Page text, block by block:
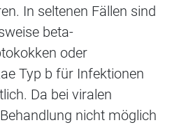
In seltenen Fällen sind
beta-
oder
Typ b für Infektionen
Da bei viralen
nicht möglich